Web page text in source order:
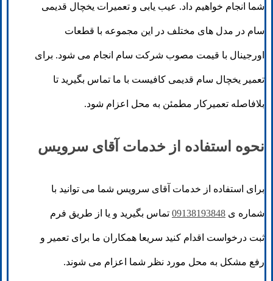
شما انجام خواهیم داد. عیب یابی و تعمیرات یخچال قدیمی
سام در مدل های مختلف در این مجموعه با قطعات
اورجینال با قیمت مصوب شرکت سام انجام می شود. برای
تعمیر یخچال سام قدیمی کافیست با ما تماس بگیرید تا
بلافاصله تعمیرکار مطمئن به محل اعزام شود.
نحوه استفاده از خدمات آقای سرویس
برای استفاده از خدمات آقای سرویس شما می توانید با
شماره ی 09138193848 تماس بگیرید و یا از طریق فرم
ثبت درخواست اقدام کنید سریعا همکاران ما برای تعمیر و
رفع مشکل به محل مورد نظر شما اعزام می شوند.